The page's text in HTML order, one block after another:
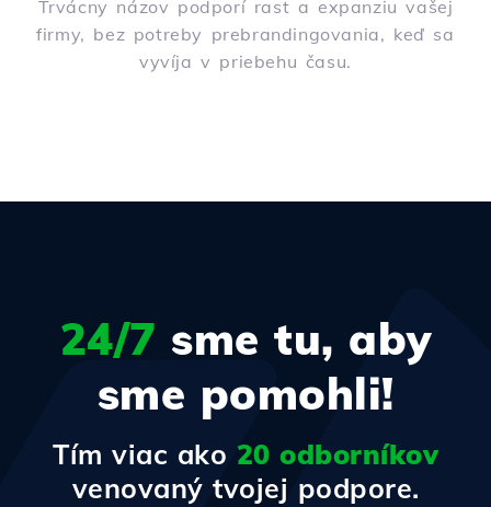
Trvácny názov podporí rast a expanziu vašej
firmy, bez potreby prebrandingovania, keď sa
vyvíja v priebehu času.
24/7 sme tu, aby
sme pomohli!
Tím viac ako 20 odborníkov
venovaný tvojej podpore.